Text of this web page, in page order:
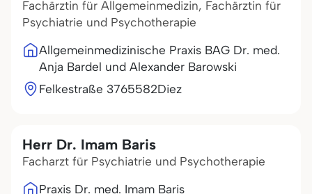
Fachärztin für Allgemeinmedizin, Fachärztin für
Psychiatrie und Psychotherapie
Allgemeinmedizinische Praxis BAG Dr. med.
Anja Bardel und Alexander Barowski
Felkestraße 3765582Diez
Herr Dr. Imam Baris
Facharzt für Psychiatrie und Psychotherapie
Praxis Dr. med. Imam Baris